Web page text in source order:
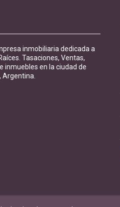
inmobiliaria dedicada a
Tasaciones, Ventas,
inmuebles en la ciudad de
Argentina.